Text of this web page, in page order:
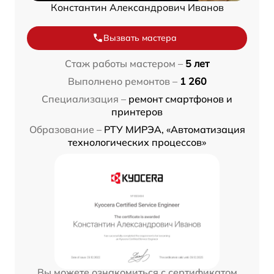
Константин Александрович Иванов
Вызвать мастера
Стаж работы мастером – 5 лет
Выполнено ремонтов – 1 260
Специализация – ремонт смартфонов и
принтеров
Образование – РТУ МИРЭА, «Автоматизация
технологических процессов»